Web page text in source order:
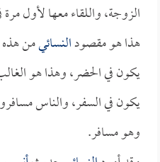
الزوجة، واللقاء معها لأول
هذا هو مقصودالنسائيمن هذه
يكون في الحضر، وهذا هو
يكون في السفر، والناس
وهو مسافر.